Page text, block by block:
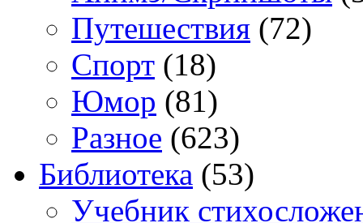
Путешествия (72)
Спорт (18)
Юмор (81)
Разное (623)
Библиотека (53)
Учебник